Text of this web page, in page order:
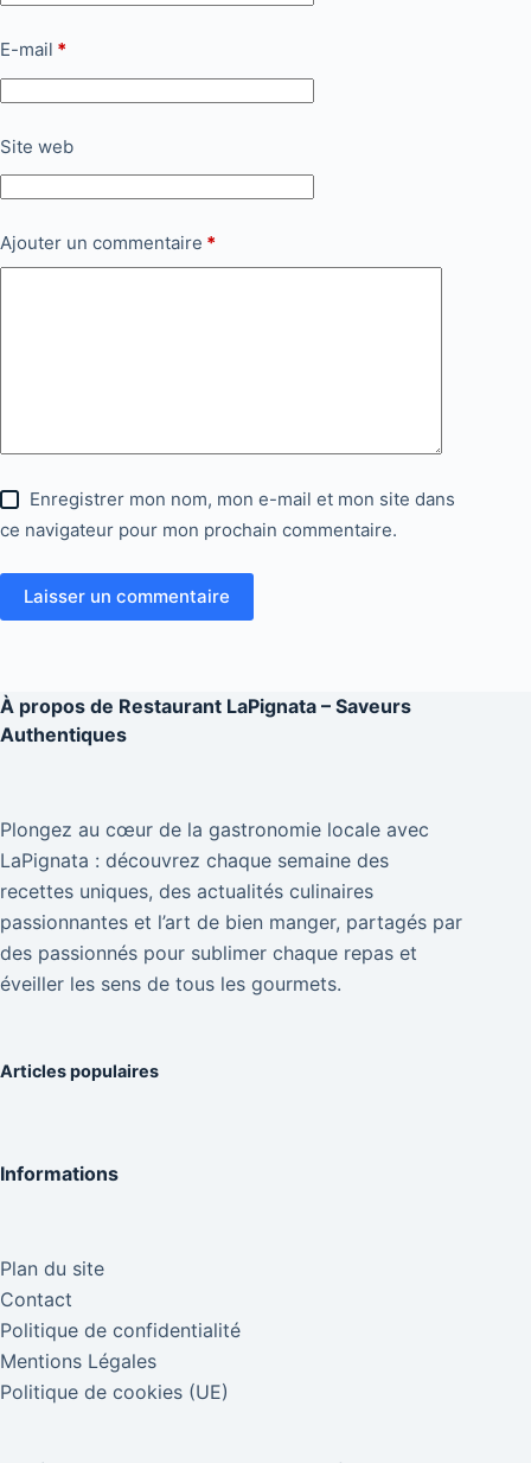
E-mail *
Site web
Ajouter un commentaire *
Enregistrer mon nom, mon e-mail et mon site dans
ce navigateur pour mon prochain commentaire.
Laisser un commentaire
À propos de Restaurant LaPignata – Saveurs
Authentiques
Plongez au cœur de la gastronomie locale avec
LaPignata : découvrez chaque semaine des
recettes uniques, des actualités culinaires
passionnantes et l’art de bien manger, partagés par
des passionnés pour sublimer chaque repas et
éveiller les sens de tous les gourmets.
Articles populaires
Informations
Plan du site
Contact
Politique de confidentialité
Mentions Légales
Politique de cookies (UE)